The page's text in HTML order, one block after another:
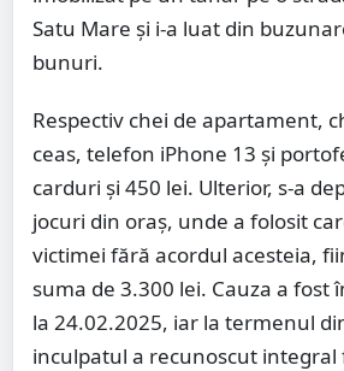
Satu Mare și i-a luat din
bunuri.
Respectiv chei de apartament,
ceas, telefon iPhone 13 și
carduri și 450 lei. Ulterior, s-a
jocuri din oraș, unde a folosit
victimei fără acordul acesteia,
suma de 3.300 lei. Cauza a fost
la 24.02.2025, iar la termenul
inculpatul a recunoscut integral